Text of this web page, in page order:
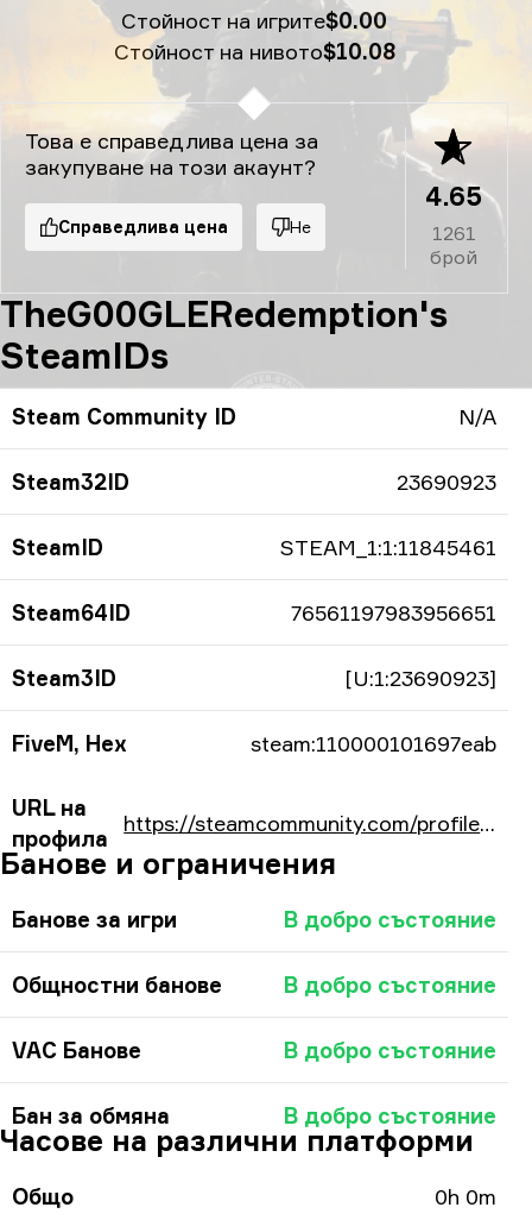
Стойност на игрите$0.00
Стойност на нивото$10.08
Това е справедлива цена за
закупуване на този акаунт?
Справедлива цена Не
4.65
1261
брой
TheG00GLERedemption's
SteamIDs
Steam Community ID N/A
Steam32ID 23690923
SteamID STEAM_1:1:11845461
Steam64ID 76561197983956651
Steam3ID [U:1:23690923]
FiveM, Hex steam:110000101697eab
URL на
профила
https://steamcommunity.com/profiles/76561197983956651/
Банове и ограничения
Банове за игри В добро състояние
Общностни банове В добро състояние
VAC Банове В добро състояние
Бан за обмяна В добро състояние
Часове на различни платформи
Общо 0h 0m